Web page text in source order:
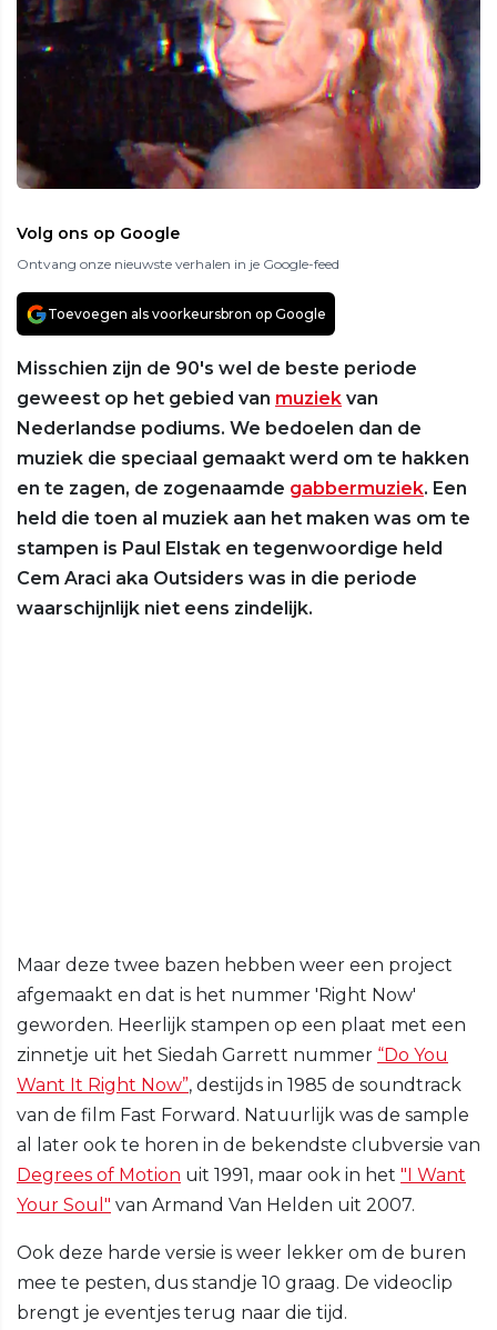
Volg ons op Google
Ontvang onze nieuwste verhalen in je Google-feed
Toevoegen als voorkeursbron op Google
Misschien zijn de 90's wel de beste periode
geweest op het gebied van muziek van
Nederlandse podiums. We bedoelen dan de
muziek die speciaal gemaakt werd om te hakken
en te zagen, de zogenaamde gabbermuziek. Een
held die toen al muziek aan het maken was om te
stampen is Paul Elstak en tegenwoordige held
Cem Araci aka Outsiders was in die periode
waarschijnlijk niet eens zindelijk.
Maar deze twee bazen hebben weer een project
afgemaakt en dat is het nummer 'Right Now'
geworden. Heerlijk stampen op een plaat met een
zinnetje uit het Siedah Garrett nummer “Do You
Want It Right Now”, destijds in 1985 de soundtrack
van de film Fast Forward. Natuurlijk was de sample
al later ook te horen in de bekendste clubversie van
Degrees of Motion uit 1991, maar ook in het "I Want
Your Soul" van Armand Van Helden uit 2007.
Ook deze harde versie is weer lekker om de buren
mee te pesten, dus standje 10 graag. De videoclip
brengt je eventjes terug naar die tijd.